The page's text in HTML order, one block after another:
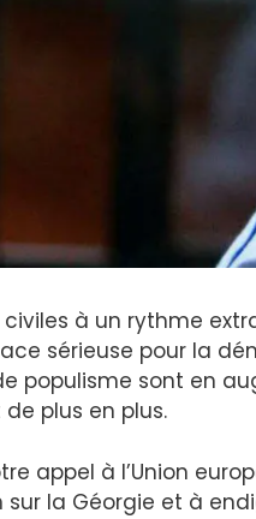
civiles à un rythme
sérieuse pour la
populisme sont en
plus en plus.
appel à l’Union
sur la Géorgie et à